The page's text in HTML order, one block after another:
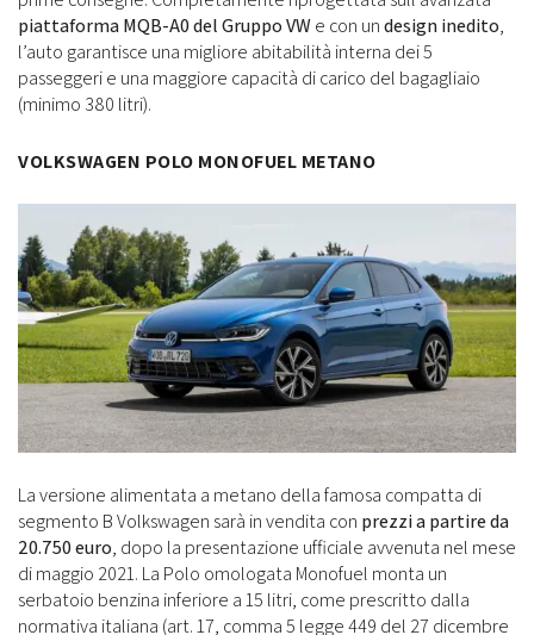
piattaforma MQB-A0 del Gruppo VWe con undesign inedito,
l’auto garantisce una migliore abitabilità interna dei 5
passeggeri e una maggiore capacità di carico del bagagliaio
(minimo 380 litri).
VOLKSWAGEN POLO MONOFUEL METANO
La versione alimentata a metano della famosa compatta di
segmento B Volkswagen sarà in vendita con prezzi a partire da
20.750 euro, dopo la presentazione ufficiale avvenuta nel mese
di maggio 2021. La Polo omologata Monofuel monta un
serbatoio benzina inferiore a 15 litri, come prescritto dalla
normativa italiana (art. 17, comma 5 legge 449 del 27 dicembre